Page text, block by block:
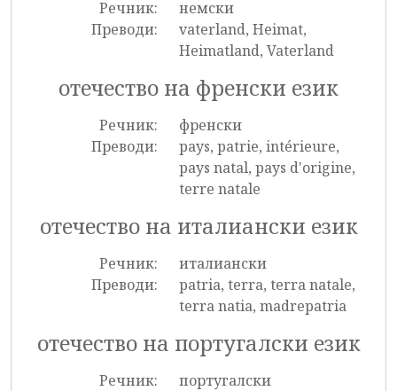
Речник:
немски
Преводи:
vaterland, Heimat,
Heimatland, Vaterland
отечество на френски език
Речник:
френски
Преводи:
pays, patrie, intérieure,
pays natal, pays d'origine,
terre natale
отечество на италиански език
Речник:
италиански
Преводи:
patria, terra, terra natale,
terra natia, madrepatria
отечество на португалски език
Речник:
португалски